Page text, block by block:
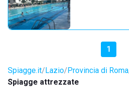
1
Spiagge.it Lazio Provincia di Roma
Spiagge attrezzate